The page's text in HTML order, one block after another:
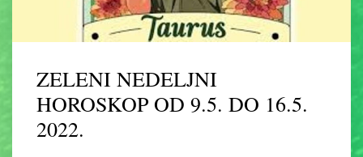
ZELENI NEDELJNI
HOROSKOP OD 9.5. DO 16.5.
2022.